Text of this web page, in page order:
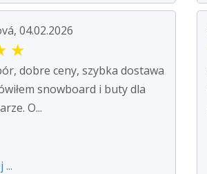
04.02.2026
★
dobre ceny, szybka dostawa
snowboard i buty dla
O...
...